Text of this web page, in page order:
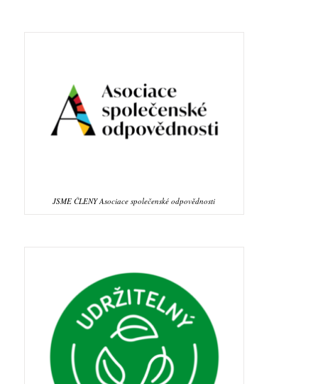
JSME ČLENY Asociace společenské odpovědnosti